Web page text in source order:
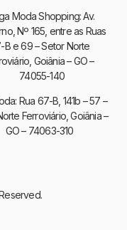
Moda Shopping: Av.
Nº 165, entre as Ruas
B e 69 – Setor Norte
Goiânia – GO –
74055-140
Rua 67-B, 141b – 57 –
Ferroviário, Goiânia –
GO – 74063-310